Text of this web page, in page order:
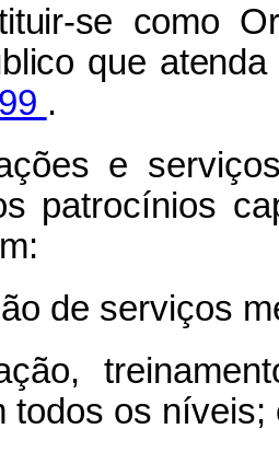
se como
que
.
e
patrocínios
de serviços
todos os níveis;